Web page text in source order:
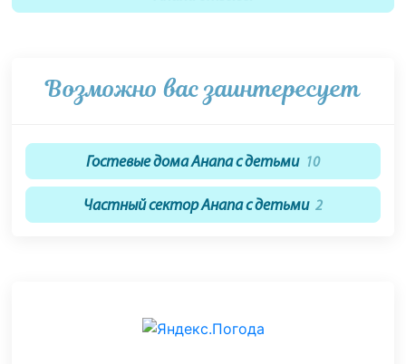
Возможно вас заинтересует
Гостевые дома Анапа с детьми 10
Частный сектор Анапа с детьми 2